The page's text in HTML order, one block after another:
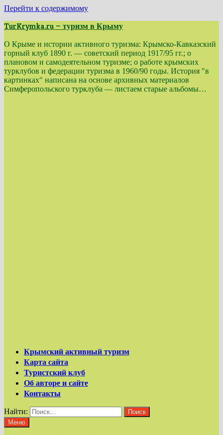
Перейти к содержимому
TurKrymka.ru — туризм в Крыму
О Крыме и истории активного туризма: Крымско-Кавказский
горный клуб 1890 г. — советский период 1917/95 гг.; о
плановом и самодеятельном туризме; о работе крымских
турклубов и федерации туризма в 1960/90 годы. История "в
картинках" написана на основе архивных материалов
Симферопольского турклуба — листаем старые альбомы…
Крымский активный туризм
Карта сайта
Туристский клуб
Об авторе и сайте
Контакты
Найти:
Меню